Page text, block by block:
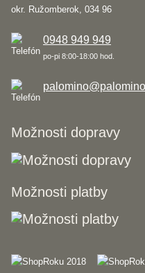
okr. Ružomberok, 034 96
0948 949 949
po-pi 8:00-18:00 hod.
Možnosti dopravy
Možnosti platby